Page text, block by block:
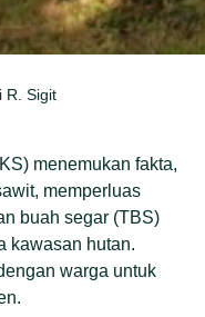
R. Sigit
menemukan fakta,
memperluas
buah segar (TBS)
kawasan hutan.
warga untuk